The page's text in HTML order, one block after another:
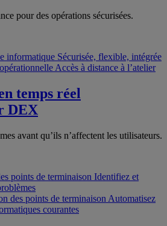
pour des opérations sécurisées.
informatique Sécurisée, flexible, intégrée
Accès à distance à l’atelier
temps réel
DEX
avant qu’ils n’affectent les utilisateurs.
points de terminaison Identifiez et
des points de terminaison Automatisez
courantes